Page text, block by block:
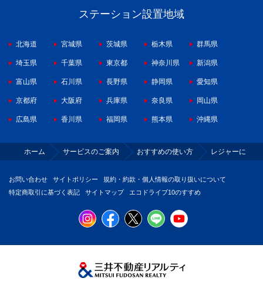
ステーション設置地域
北海道 宮城県 茨城県 栃木県 群馬県
埼玉県 千葉県 東京都 神奈川県 新潟県
富山県 石川県 長野県 静岡県 愛知県
京都府 大阪府 兵庫県 奈良県 岡山県
広島県 香川県 福岡県 熊本県 沖縄県
ホーム サービスのご案内 おすすめの使い方 レジャーに
お問い合わせ サイトポリシー
規約・約款・個人情報の取り扱いについて
特定商取引に基づく表記
サイトマップ エコドライブ10のすすめ